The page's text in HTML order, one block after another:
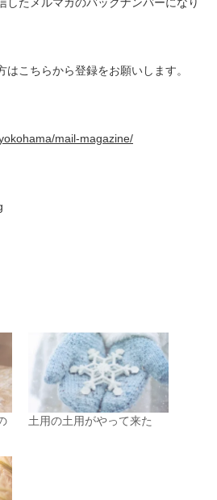
こちらから登録をお願いします。
mail-magazine/
土用の土用がやって来た